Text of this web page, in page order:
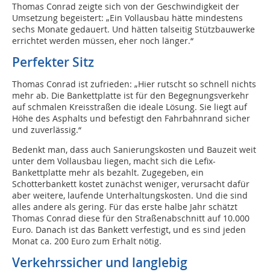
Thomas Conrad zeigte sich von der Geschwindigkeit der
Umsetzung begeistert: „Ein Vollausbau hätte mindestens
sechs Monate gedauert. Und hätten talseitig Stützbauwerke
errichtet werden müssen, eher noch länger.“
Perfekter Sitz
Thomas Conrad ist zufrieden: „Hier rutscht so schnell nichts
mehr ab. Die Bankettplatte ist für den Begegnungsverkehr
auf schmalen Kreisstraßen die ideale Lösung. Sie liegt auf
Höhe des Asphalts und befestigt den Fahrbahnrand sicher
und zuverlässig.“
Bedenkt man, dass auch Sanierungskosten und Bauzeit weit
unter dem Vollausbau liegen, macht sich die Lefix-
Bankettplatte mehr als bezahlt. Zugegeben, ein
Schotterbankett kostet zunächst weniger, verursacht dafür
aber weitere, laufende Unterhaltungskosten. Und die sind
alles andere als gering. Für das erste halbe Jahr schätzt
Thomas Conrad diese für den Straßenabschnitt auf 10.000
Euro. Danach ist das Bankett verfestigt, und es sind jeden
Monat ca. 200 Euro zum Erhalt nötig.
Verkehrssicher und langlebig